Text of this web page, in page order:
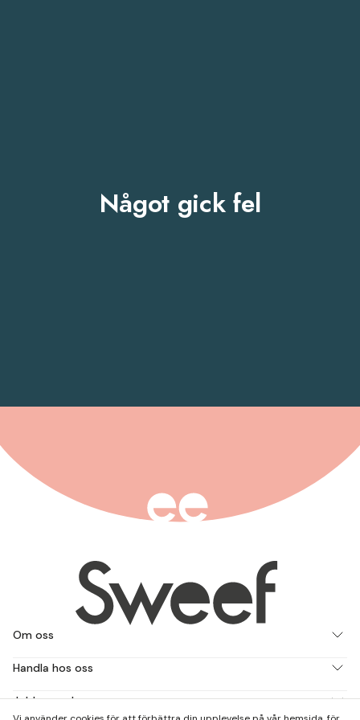
Något gick fel
Om oss
Handla hos oss
Jobba med oss